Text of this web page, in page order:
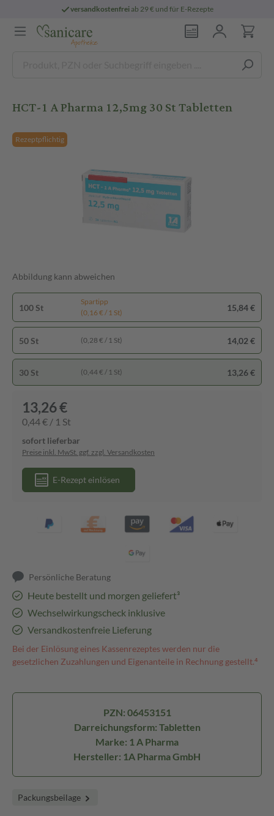
versandkostenfreiab 29 € und für E-Rezepte
HCT-1 A Pharma 12,5mg 30 St Tabletten
Rezeptpflichtig
Abbildung kann abweichen
100 St
Spartipp
(0,16 € / 1 St)
15,84 €
50 St (0,28 € / 1 St) 14,02 €
30 St (0,44 € / 1 St) 13,26 €
13,26 €
0,44 € / 1 St
sofort lieferbar
Preise inkl. MwSt. ggf. zzgl. Versandkosten
E-Rezept einlösen
Persönliche Beratung
Heute bestellt und morgen geliefert³
Wechselwirkungscheck inklusive
Versandkostenfreie Lieferung
Bei der Einlösung eines Kassenrezeptes werden nur die
gesetzlichen Zuzahlungen und Eigenanteile in Rechnung gestellt.⁴
PZN: 06453151
Darreichungsform: Tabletten
Marke: 1 A Pharma
Hersteller: 1A Pharma GmbH
Packungsbeilage